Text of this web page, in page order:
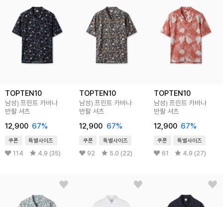
TOPTEN10
남성) 프린트 카바나
반팔 셔츠
12,900 67%
쿠폰 특별사이즈
114 4.9 (35)
TOPTEN10
남성) 프린트 카바나
반팔 셔츠
12,900 67%
쿠폰 특별사이즈
92 5.0 (22)
TOPTEN10
남성) 프린트 카바나
반팔 셔츠
12,900 67%
쿠폰 특별사이즈
61 4.9 (27)